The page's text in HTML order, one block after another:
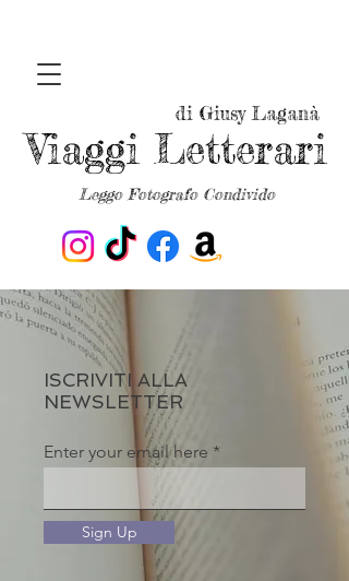
Leggo Fotografo Condivido
Viaggi Letterari
di Giusy Laganà
ISCRIVITI ALLA
NEWSLETTER
Enter your email here
Sign Up